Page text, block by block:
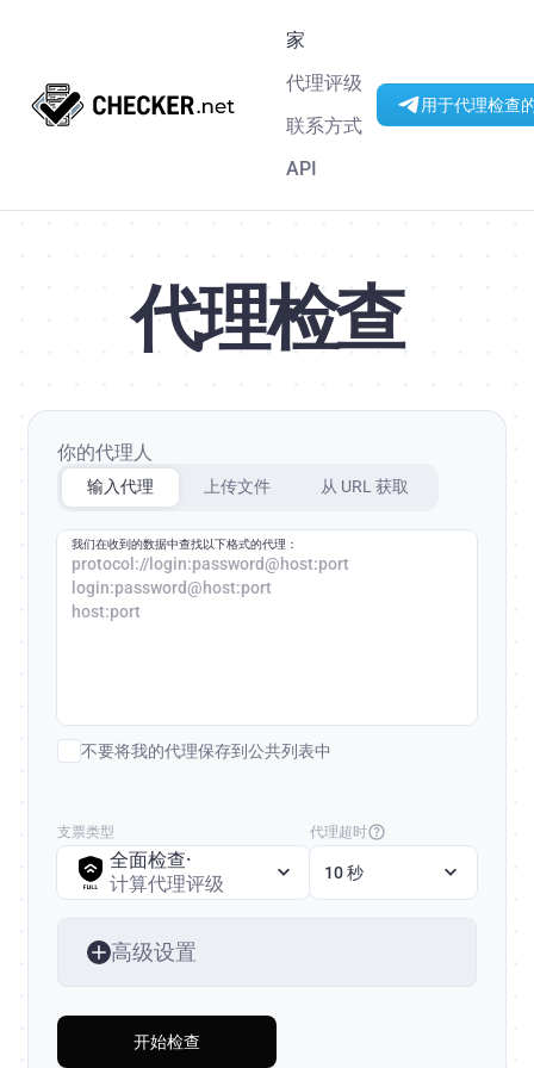
家
代理评级
联系方式
API
用于代理检查
代理检查
你的代理人
输入代理 上传文件 从 URL 获取
我们在收到的数据中查找以下格式的代理：
protocol://login:password@host:port
login:password@host:port
host:port
不要将我的代理保存到公共列表中
支票类型
全面检查·
计算代理评级
代理超时
10 秒
高级设置
开始检查